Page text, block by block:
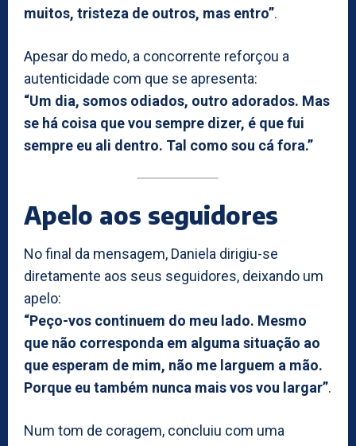
muitos, tristeza de outros, mas entro”.
Apesar do medo, a concorrente reforçou a
autenticidade com que se apresenta:
“Um dia, somos odiados, outro adorados. Mas
se há coisa que vou sempre dizer, é que fui
sempre eu ali dentro. Tal como sou cá fora.”
Apelo aos seguidores
No final da mensagem, Daniela dirigiu-se
diretamente aos seus seguidores, deixando um
apelo:
“Peço-vos continuem do meu lado. Mesmo
que não corresponda em alguma situação ao
que esperam de mim, não me larguem a mão.
Porque eu também nunca mais vos vou largar”.
Num tom de coragem, concluiu com uma